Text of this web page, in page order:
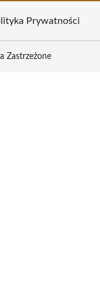
Prywatności
Zastrzeżone